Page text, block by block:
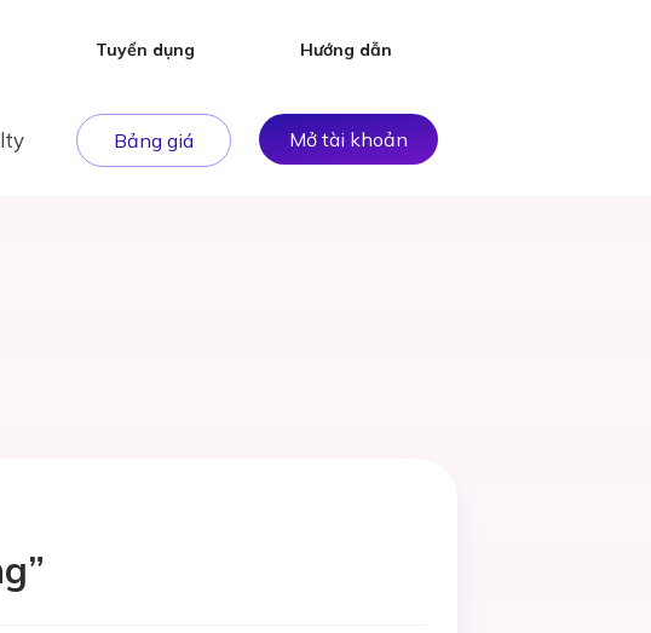
Tuyển dụng Hướng dẫn
Bảng giá Mở tài khoản